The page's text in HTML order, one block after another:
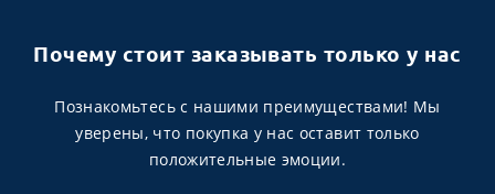
Почему стоит заказывать только у нас
Познакомьтесь с нашими преимуществами! Мы
уверены, что покупка у нас оставит только
положительные эмоции.